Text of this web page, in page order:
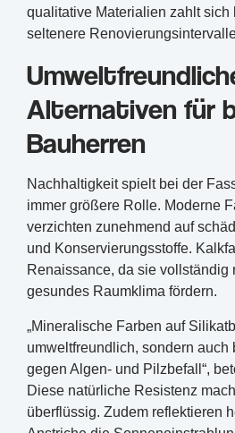
qualitative Materialien zahlt sich
seltenere
Alternativen für
Bauherren
Nachhaltigkeit spielt bei der
immer größere Rolle. Moderne
verzichten zunehmend auf
und Konservierungsstoffe.
Renaissance, da sie vollständig
gesundes Raumklima fördern.
„Mineralische Farben auf
umweltfreundlich, sondern auch
gegen Algen- und Pilzbefall“,
Diese natürliche Resistenz
überflüssig. Zudem reflektieren